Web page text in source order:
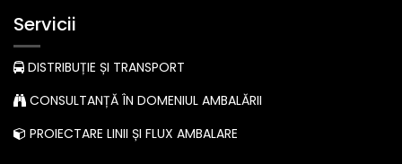
Servicii
DISTRIBUȚIE ȘI TRANSPORT
CONSULTANȚĂ ÎN DOMENIUL AMBALĂRII
PROIECTARE LINII ȘI FLUX AMBALARE